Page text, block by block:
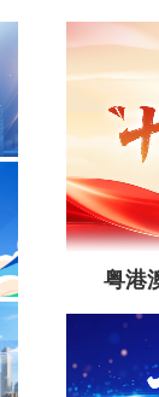
粤港